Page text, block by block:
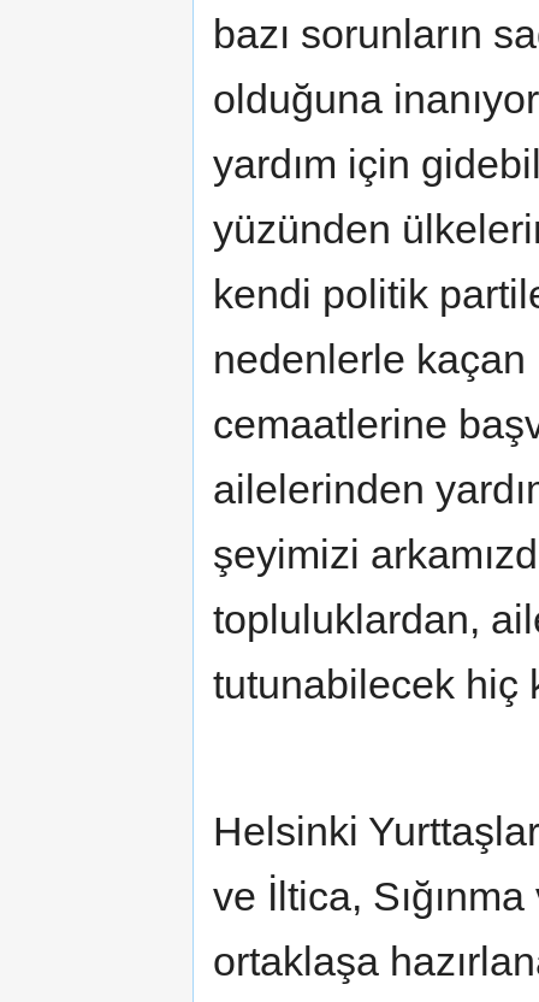
bazı sorunların
olduğuna
yardım için
yüzünden
kendi politik
nedenlerle
cemaatlerine
ailelerinden
şeyimizi
topluluklardan,
tutunabilecek hiç
Helsinki
ve İltica,
ortaklaşa